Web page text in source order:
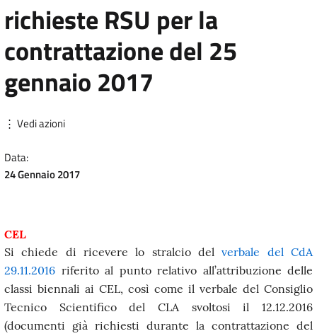
richieste RSU per la
contrattazione del 25
gennaio 2017
⋮ Vedi azioni
Data:
24 Gennaio 2017
CEL
Si chiede di ricevere lo stralcio delverbale del CdA
29.11.2016 riferito al punto relativo all’attribuzione delle
classi biennali ai CEL, così come il verbale del Consiglio
Tecnico Scientifico del CLA svoltosi il 12.12.2016
(documenti già richiesti durante la contrattazione del